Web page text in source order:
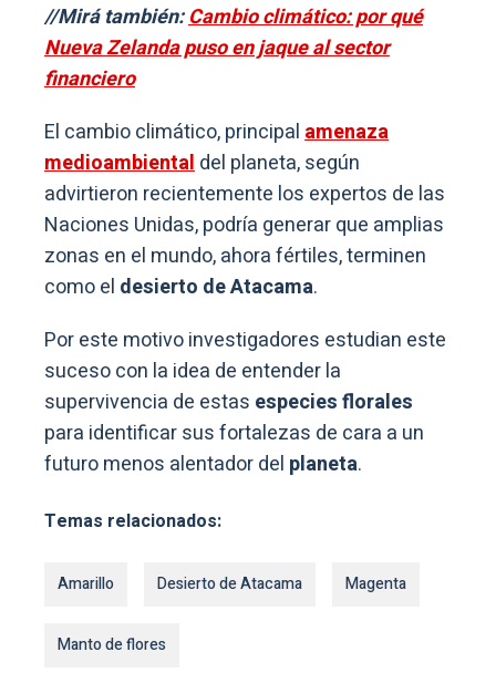
//Mirá también:Cambio climático: por qué
Nueva Zelanda puso en jaque al sector
financiero
El cambio climático, principalamenaza
medioambientaldel planeta, según
advirtieron recientemente los expertos de las
Naciones Unidas, podría generar que amplias
zonas en el mundo, ahora fértiles, terminen
como el desierto de Atacama.
Por este motivo investigadores estudian este
suceso con la idea de entender la
supervivencia de estas especies florales
para identificar sus fortalezas de cara a un
futuro menos alentador del planeta.
Temas relacionados:
Amarillo Desierto de Atacama Magenta
Manto de flores